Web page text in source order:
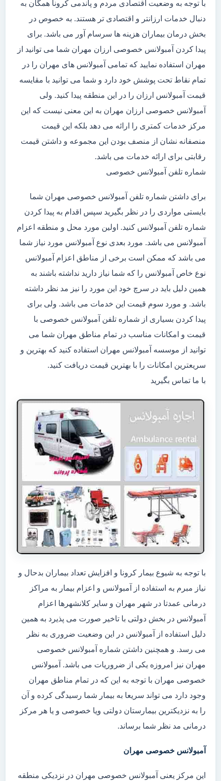
با توجه به وضعیت اقتصادی مردم و پاندمی کرونا همگان به
دنبال خدمات ارزانتر و اقتصادی تر هستند. به خصوص در
بخش درمان بیماران هزینه ها سرسام آور می باشد. برای
پیدا کردن آمبولانس خصوصی ارزان مهران شما می توانید از
مهران استفاده نمایید که تمامی آمبولانس های مهران را در
تمام نقاط تحت پوشش خود دارد و شما می توانید با مقایسه
قیمت آمبولانس ارزان را در این منطقه پیدا کنید. ولی
آمبولانس خصوصی ارزان مهران به این معنی نیست که این
مرکز خدمات کمتری را ارائه می دهد بلکه این قیمت
منصفانه نشان از منصف بودن این مجموعه و داشتن قیمت
رقابتی برای ارائه خدمات می باشد.
شماره تلفن آمبولانس خصوصی
برای داشتن شماره تلفن آمبولانس خصوصی مهران شما
بایستی مواردی را در نظر بگیرید سپس اقدام به پیدا کردن
شماره تلفن آمبولانس کنید. اولین مورد محل و منطقه اعزام
آمبولانس می باشد. مورد بعدی نوع آمبولانس مورد نیاز شما
می باشد که ممکن است برخی از مناطق اعزام آمبولانس
نوع خاص آمبولانس را که شما نیاز دارید نداشته باشند به
همین دلیل باید در سرچ خود این مورد را نیز مد نظر داشته
باشد. و مورد سوم قیمت این خدمات می باشد. ولی برای
پیدا کردن بسیاری از شماره تلفن آمبولانس خصوصی با
قیمت و امکانات مناسب در تمام مناطق مهران شما می
توانید از موسسه آمبولانس مهران استفاده کنید که بهترین و
سریعترین امکانات را با بهترین قیمت دریافت کنید.
با ما تماس بگیرید
با توجه به شیوع بیمار کرونا و افزایش تعداد بیماران بدحال و
نیاز مبرم به استفاده از آمبولانس و اعزام بیمار به مراکز
درمانی عمدتا در شهر مهران و سایر کلانشهرها اعزام
آمبولانس در بخش دولتی با تاخیر صورت می پذیرد به همین
دلیل استفاده از آمبولانس در این وضعیت ضروری به نظر
می رسد. و همچنین داشتن شماره آمبولانس خصوصی
مهران نیز امروزه یکی از ضروریات می باشد. آمبولانس
خصوصی مهران با توجه به این که در تمام مناطق مهران
وجود دارد می تواند سریعا به بیمار شما رسیدگی کرده و آن
را به نزدیکترین بیمارستان دولتی ویا خصوصی و یا هر مرکز
درمانی مد نظر شما برساند.
آمبولانس خصوصی مهران
این مرکز یعنی آمبولانس خصوصی مهران در نزدیکی منطقه